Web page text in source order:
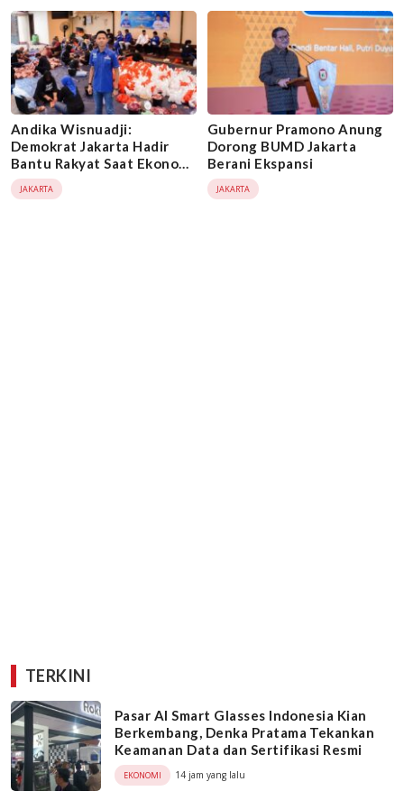
Andika Wisnuadji:
Demokrat Jakarta Hadir
Bantu Rakyat Saat Ekonomi
Sulit
JAKARTA
Gubernur Pramono Anung
Dorong BUMD Jakarta
Berani Ekspansi
JAKARTA
TERKINI
Pasar AI Smart Glasses Indonesia Kian
Berkembang, Denka Pratama Tekankan
Keamanan Data dan Sertifikasi Resmi
EKONOMI 14 jam yang lalu